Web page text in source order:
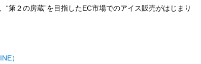
第２の房蔵”を目指したEC市場でのアイス販売がはじまり
）